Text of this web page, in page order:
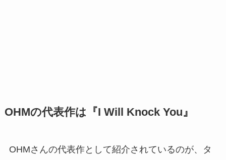
OHMの代表作は『I Will Knock You』
OHMさんの代表作として紹介されているのが、タ